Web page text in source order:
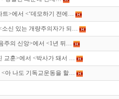
트>에서 <‘데모하기 전에…
소신 있는 개량주의자가 되…
주의 신앙>에서 <1년 뒤…
교훈>에서 <박사가 돼서 …
아 나도 기독교운동을 할…